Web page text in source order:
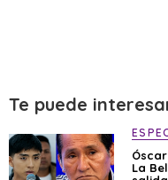
Te puede
La